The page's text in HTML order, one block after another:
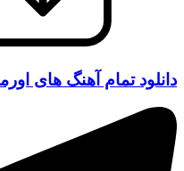
دانلود تمام آهنگ های